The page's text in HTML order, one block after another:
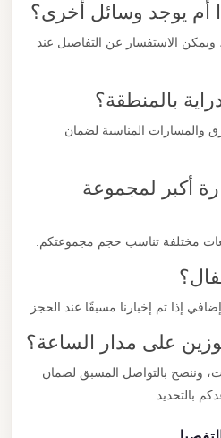
أم يوجد وسائل أخرى؟
الاستفسار عن التفاصيل عند
بالمنطقة؟
والمسارات المناسبة لضمان
أكبر لمجموعة
مختلفة تناسب حجم مجموعتكم.
إذا تم إخبارنا مسبقًا عند الحجز.
على مدار الساعة؟
وننصح بالتواصل المسبق لضمان
بالتحديد.